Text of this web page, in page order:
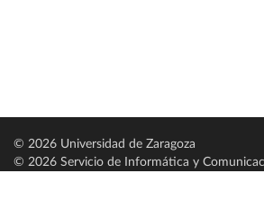
© 2026 Universidad de Zaragoza
© 2026 Servicio de Informática y